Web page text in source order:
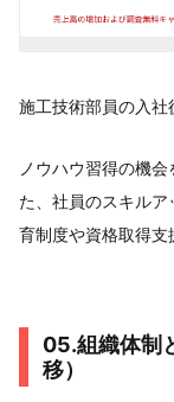
施工技術部員の入社
ノウハウ習得の機
た、社員のスキル
育制度や資格取得支
05.組織体制
移）